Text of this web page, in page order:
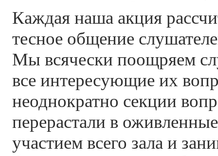
Каждая наша акция
тесное общение
Мы всячески поощряем
все интересующие их
неоднократно секции
перерастали в
участием всего зала и